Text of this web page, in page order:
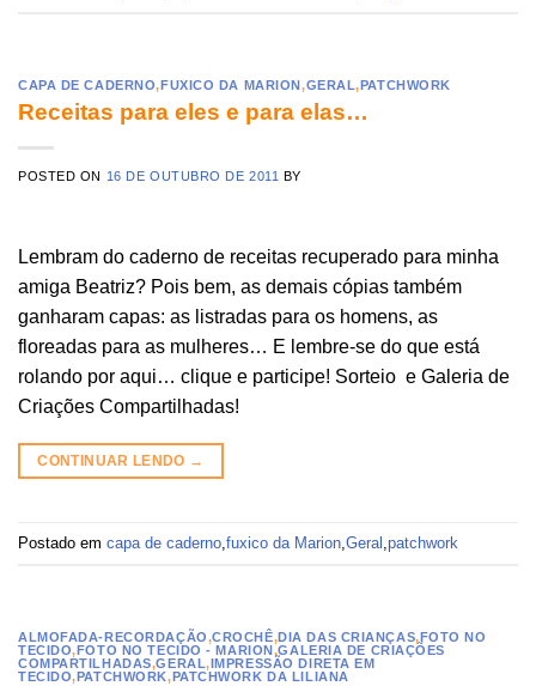
CAPA DE CADERNO,FUXICO DA MARION,GERAL,PATCHWORK
Receitas para eles e para elas…
POSTED ON 16 DE OUTUBRO DE 2011 BY
Lembram do caderno de receitas recuperado para minha
amiga Beatriz? Pois bem, as demais cópias também
ganharam capas: as listradas para os homens, as
floreadas para as mulheres… E lembre-se do que está
rolando por aqui… clique e participe! Sorteio e Galeria de
Criações Compartilhadas!
CONTINUAR LENDO →
Postado em capa de caderno fuxico da Marion Geral patchwork
ALMOFADA-RECORDAÇÃO,CROCHÊ,DIA DAS CRIANÇAS, FOTO NO
TECIDO, FOTO NO TECIDO - MARION ,GALERIA DE CRIAÇÕES
COMPARTILHADAS,GERAL, IMPRESSÃO DIRETA EM
TECIDO, PATCHWORK, PATCHWORK DA LILIANA